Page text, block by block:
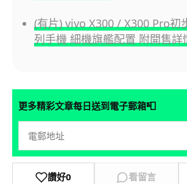
(有片) vivo X300 / X300 Pro初
列手機 細機旗艦配置 附開售詳
更多精彩文章每日送到電子郵箱📮
讚好0 看留言